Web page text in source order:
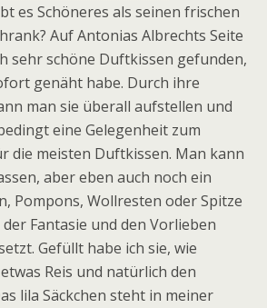
es Schöneres als seinen frischen
Auf Antonias Albrechts Seite
sehr schöne Duftkissen gefunden,
genäht habe. Durch ihre
man sie überall aufstellen und
eine Gelegenheit zum
die meisten Duftkissen. Man kann
aber eben auch noch ein
Pompons, Wollresten oder Spitze
Fantasie und den Vorlieben
Gefüllt habe ich sie, wie
Reis und natürlich den
lila Säckchen steht in meiner